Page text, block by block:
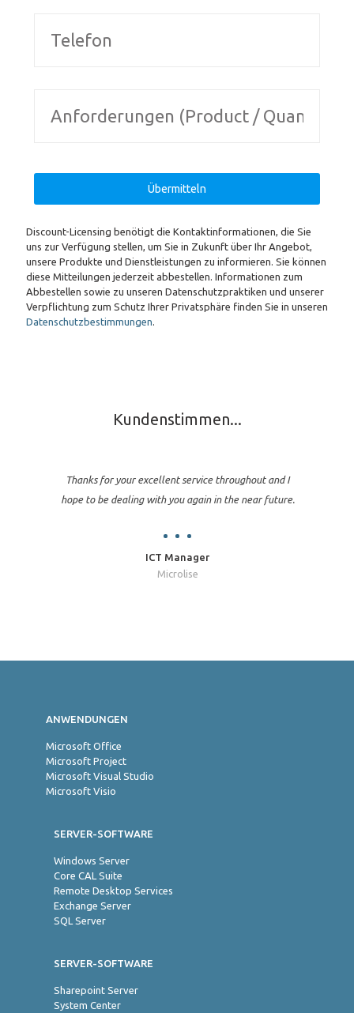
Discount-Licensing benötigt die Kontaktinformationen, die Sie
uns zur Verfügung stellen, um Sie in Zukunft über Ihr Angebot,
unsere Produkte und Dienstleistungen zu informieren. Sie können
diese Mitteilungen jederzeit abbestellen. Informationen zum
Abbestellen sowie zu unseren Datenschutzpraktiken und unserer
Verpflichtung zum Schutz Ihrer Privatsphäre finden Sie in unseren
Datenschutzbestimmungen.
Kundenstimmen...
Thanks for your excellent service throughout and I
hope to be dealing with you again in the near future.
ICT Manager
Microlise
ANWENDUNGEN
Microsoft Office
Microsoft Project
Microsoft Visual Studio
Microsoft Visio
SERVER-SOFTWARE
Windows Server
Core CAL Suite
Remote Desktop Services
Exchange Server
SQL Server
SERVER-SOFTWARE
Sharepoint Server
System Center